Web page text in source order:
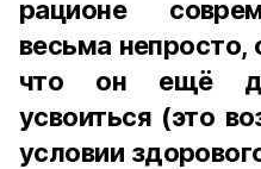
рационе
весьма непросто,
что он ещё
усвоиться (это
условии